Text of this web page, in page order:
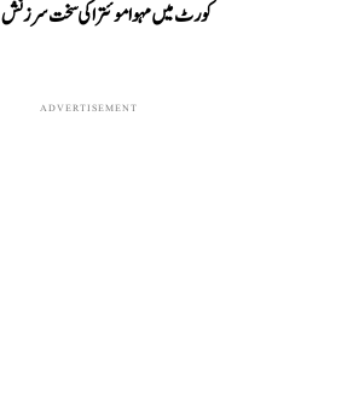
کورٹ میں مہوا موئترا کی سخت سرزنش
ADVERTISEMENT